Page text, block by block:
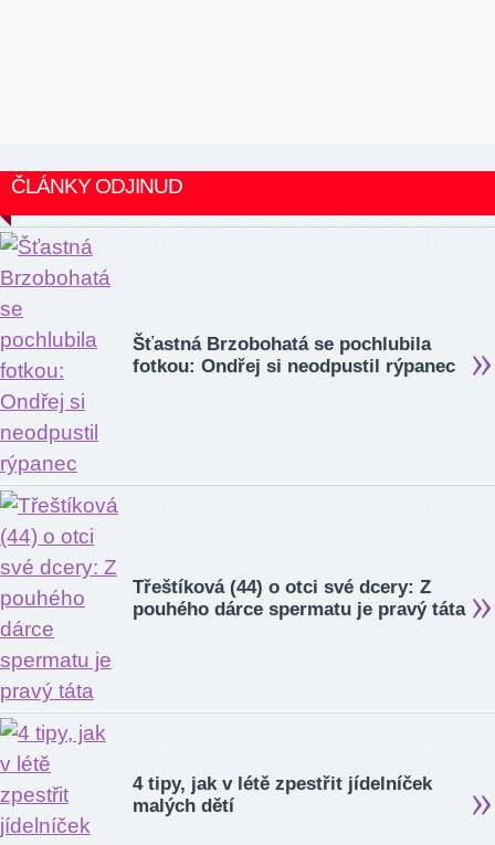
ČLÁNKY ODJINUD
Šťastná Brzobohatá se pochlubila
fotkou: Ondřej si neodpustil rýpanec
Třeštíková (44) o otci své dcery: Z
pouhého dárce spermatu je pravý táta
4 tipy, jak v létě zpestřit jídelníček
malých dětí